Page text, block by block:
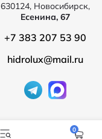
630124, Новосибирск,
Есенина, 67
+7 383 207 53 90
hidrolux@mail.ru
0